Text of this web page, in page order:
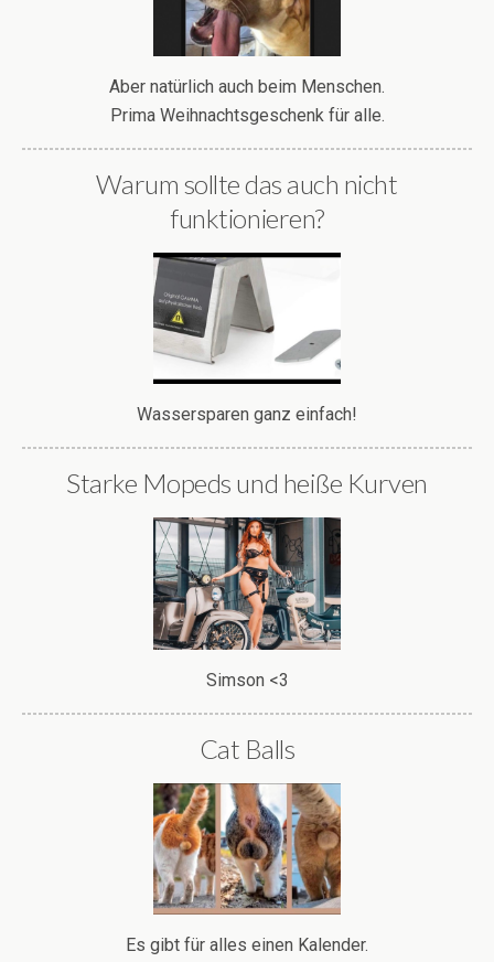
Aber natürlich auch beim Menschen.
Prima Weihnachtsgeschenk für alle.
Warum sollte das auch nicht
funktionieren?
Wassersparen ganz einfach!
Starke Mopeds und heiße Kurven
Simson <3
Cat Balls
Es gibt für alles einen Kalender.